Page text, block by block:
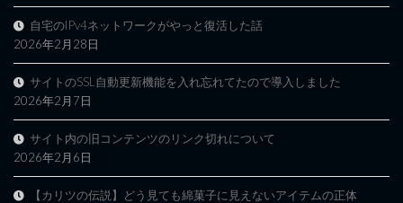
自宅のIPv4ネットワークがやっと復活した話
2026年2月28日
サイトのSSL自動更新機能を入れ忘れてたので導入しました
2026年2月7日
サイト内の旧コンテンツのリンク切れについて
2026年2月6日
【カリツの伝説】どう見ても綿菓子に見えないアイテムの正体